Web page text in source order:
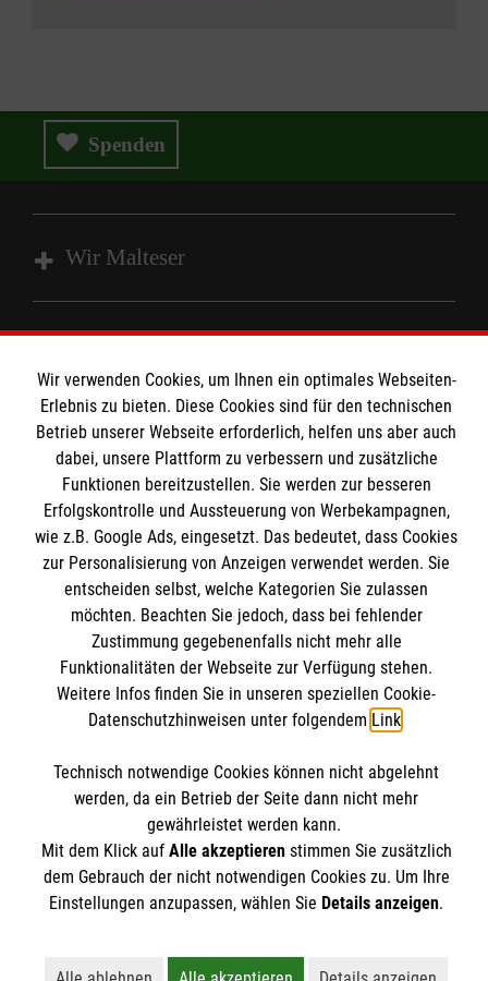
übereinstimmen. Für die
Berufsgenossenschaften ist es
(insbesondere auch unter
"Ausbildung" oder eine "Fortbildung"
Arbeitgebers ursprünglich eine "Erste Hilfe
Fortbildung" in Form eines Inhouse-
Seminars angefragt wurde, wird
schlussendlich eine (Grund-) Ausbildung in
Erster Hilfe durchgeführt - z.B. weil
einzelne Teilnehmende nicht über die
notwendigen Vorkenntnissse verfügen
oder die vorangegangene Teilnahme an
einem Grundkurs in Erster Hilfe nach
unserer Einschätzung zu lange zurückliegt.
Wir informieren Sie spätestens bei
Kursbeginn darüber, für welches
entschieden hat (und welches Kursformat
im Anschluss unsererseits bei den
Berufsgenossenschaften zur
Durchführung angemeldet wurde), auf
dieser Basis kann dann die entsprechende
Sollten Sie als einzelner Teilnehmer an
Spenden
Wir Malteser
Spenden & Helfen
Kursangebote
Mitarbeiten
Informationen
Kontakt
Impressum
Datenschutz
Malteser online
Malteser International
Mediathek
Spendenkonto
Empfänger: Malteser Hilfsdienst e.V.
IBAN: DE97370601201201221435
BIC: GENODED1PA7
Der Malteser Hilfsdienst e.V. ist als eingetragene
gemeinnützige Organisation von der Körperschaft- und
Gewerbesteuer befreit.
Wir verwenden Cookies, um Ihnen ein optimales Webseiten-
Erlebnis zu bieten. Diese Cookies sind für den technischen
Betrieb unserer Webseite erforderlich, helfen uns aber auch
dabei, unsere Plattform zu verbessern und zusätzliche
Funktionen bereitzustellen. Sie werden zur besseren
Erfolgskontrolle und Aussteuerung von Werbekampagnen,
wie z.B. Google Ads, eingesetzt. Das bedeutet, dass Cookies
zur Personalisierung von Anzeigen verwendet werden. Sie
entscheiden selbst, welche Kategorien Sie zulassen
möchten. Beachten Sie jedoch, dass bei fehlender
Zustimmung gegebenenfalls nicht mehr alle
Funktionalitäten der Webseite zur Verfügung stehen.
Weitere Infos finden Sie in unseren speziellen Cookie-
Datenschutzhinweisen unter folgendem Link.
Technisch notwendige Cookies können nicht abgelehnt
werden, da ein Betrieb der Seite dann nicht mehr
gewährleistet werden kann.
Mit dem Klick auf Alle akzeptierenstimmen Sie zusätzlich
dem Gebrauch der nicht notwendigen Cookies zu. Um Ihre
Einstellungen anzupassen, wählen Sie Details anzeigen.